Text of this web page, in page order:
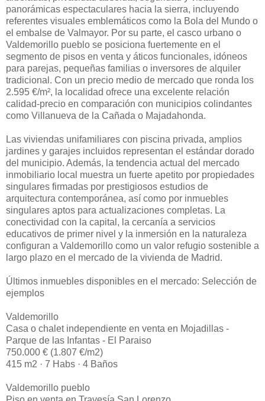
panorámicas espectaculares hacia la sierra, incluyendo
referentes visuales emblemáticos como la Bola del Mundo o
el embalse de Valmayor. Por su parte, el casco urbano o
Valdemorillo pueblo se posiciona fuertemente en el
segmento de pisos en venta y áticos funcionales, idóneos
para parejas, pequeñas familias o inversores de alquiler
tradicional. Con un precio medio de mercado que ronda los
2.595 €/m², la localidad ofrece una excelente relación
calidad-precio en comparación con municipios colindantes
como Villanueva de la Cañada o Majadahonda.
Las viviendas unifamiliares con piscina privada, amplios
jardines y garajes incluidos representan el estándar dorado
del municipio. Además, la tendencia actual del mercado
inmobiliario local muestra un fuerte apetito por propiedades
singulares firmadas por prestigiosos estudios de
arquitectura contemporánea, así como por inmuebles
singulares aptos para actualizaciones completas. La
conectividad con la capital, la cercanía a servicios
educativos de primer nivel y la inmersión en la naturaleza
configuran a Valdemorillo como un valor refugio sostenible a
largo plazo en el mercado de la vivienda de Madrid.
Últimos inmuebles disponibles en el mercado: Selección de
ejemplos
Valdemorillo
Casa o chalet independiente en venta en Mojadillas -
Parque de las Infantas - El Paraiso
750.000 € (1.807 €/m2)
415 m2 · 7 Habs · 4 Baños
Valdemorillo pueblo